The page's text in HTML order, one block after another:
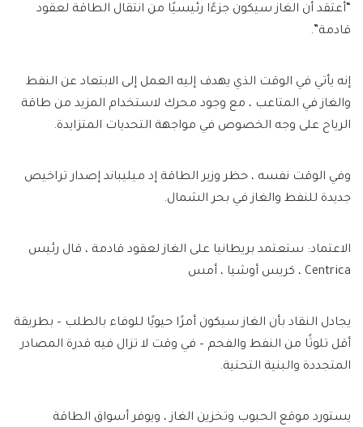
“أعتقد أن الغاز سيكون جزءًا رئيسيًا من انتقال الطاقة لعقود
قادمة”.
إنه يأتي في الوقت الذي يهدف إليه العمل إلى الابتعاد عن النفط
والغاز في المتاعب ، مع وجود محرك لاستخدام المزيد من طاقة
الرياح على وجه الخصوص في مواجهة التحديات المتزايدة.
وفي الوقت نفسه ، حظر وزير الطاقة إد ميليباند إصدار تراخيص
جديدة للنفط والغاز في بحر الشمال.
الاعتماد: ستعتمد بريطانيا على الغاز لعقود قادمة ، قال رئيس
Centrica ، كريس أوشيا ، أمس
يجادل النقاد بأن الغاز سيكون أمرًا حيويًا للوفاء بالطلب – بطريقة
أقل تلوثًا من النفط والفحم – في وقت لا تزال فيه قدرة المصادر
المتجددة والبنية التحتية.
يستورد موقع الحبوب وتخزين الغاز ، ويوفر أسواق الطاقة